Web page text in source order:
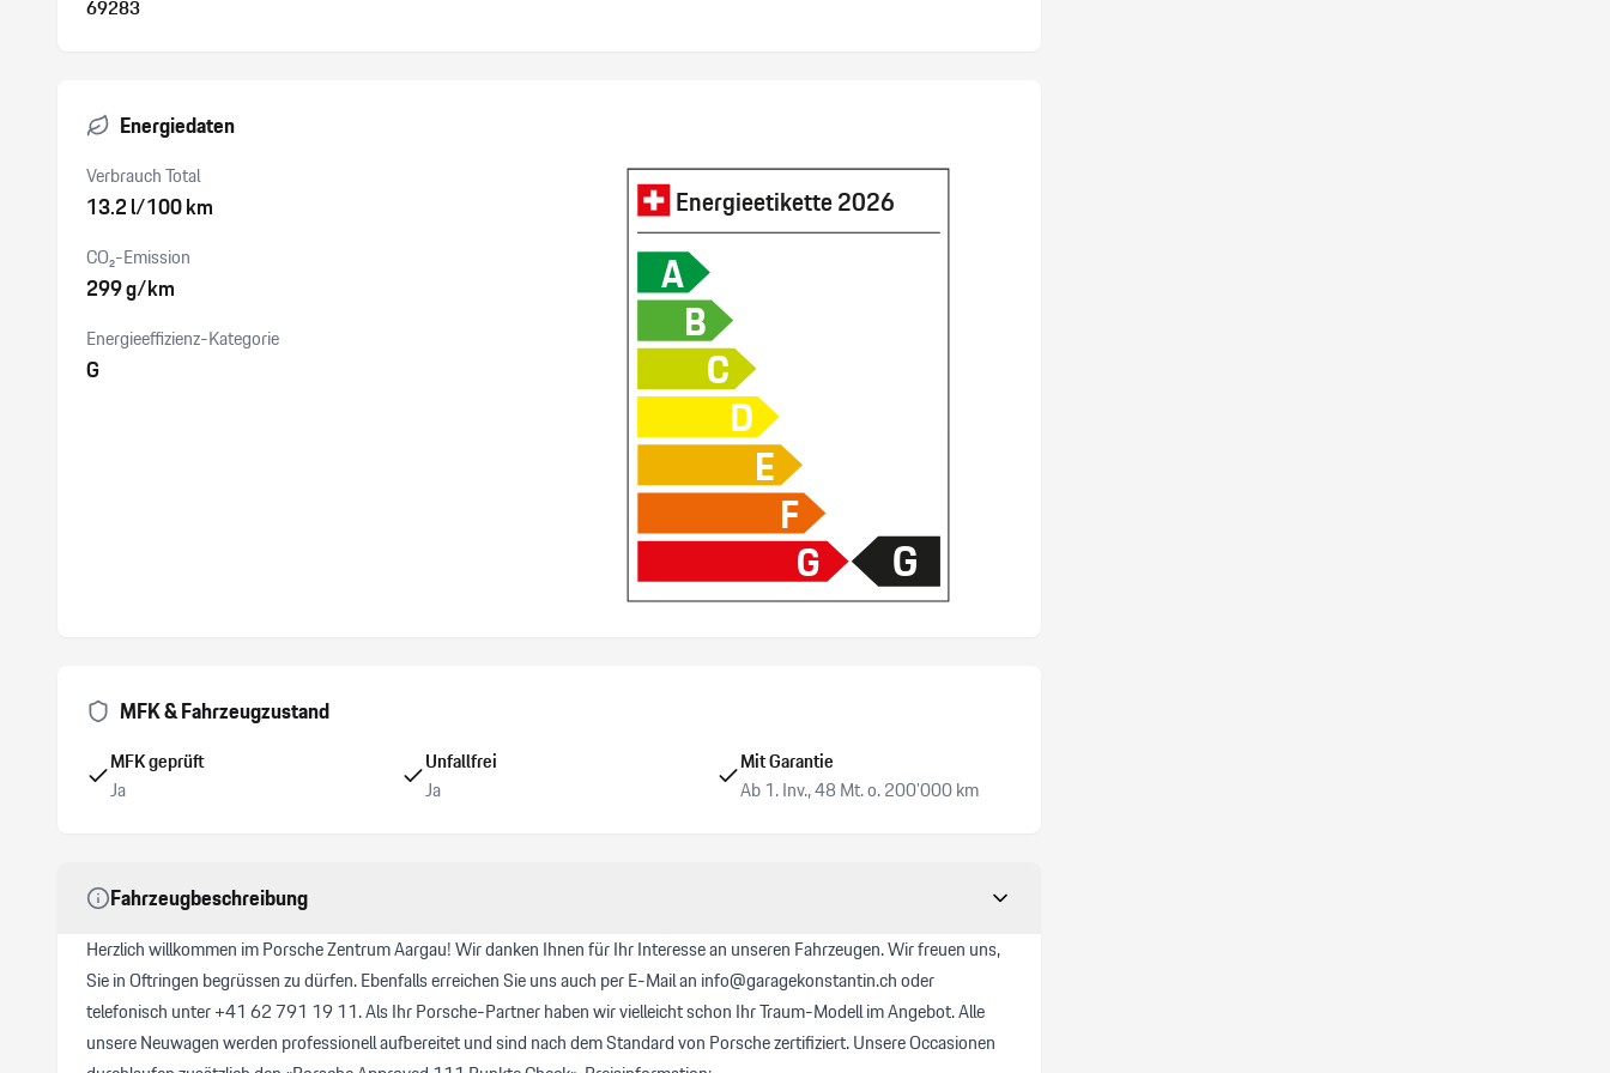
69283
Energiedaten
Verbrauch Total
13.2 l/100 km
CO₂-Emission
299 g/km
Energieeffizienz-Kategorie
G
A
B
C
D
E
F
G
Energieetikette2026
G
MFK & Fahrzeugzustand
MFK geprüft
Ja
Unfallfrei
Ja
Mit Garantie
Ab 1. Inv., 48 Mt. o. 200’000 km
Fahrzeugbeschreibung
Herzlich willkommen im Porsche Zentrum Aargau! Wir danken Ihnen für Ihr Interesse an unseren Fahrzeugen. Wir freuen uns,
Sie in Oftringen begrüssen zu dürfen. Ebenfalls erreichen Sie uns auch per E-Mail an info@garagekonstantin.ch oder
telefonisch unter +41 62 791 19 11. Als Ihr Porsche-Partner haben wir vielleicht schon Ihr Traum-Modell im Angebot. Alle
unsere Neuwagen werden professionell aufbereitet und sind nach dem Standard von Porsche zertifiziert. Unsere Occasionen